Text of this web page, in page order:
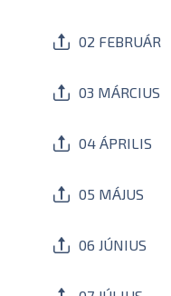
02 FEBRUÁR
03 MÁRCIUS
04 ÁPRILIS
05 MÁJUS
06 JÚNIUS